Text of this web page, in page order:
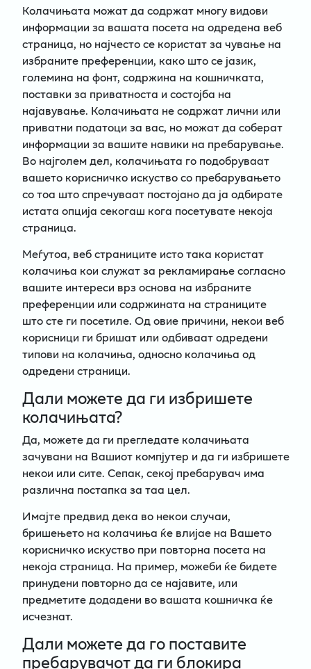
Колачињата можат да содржат многу видови
информации за вашата посета на одредена веб
страница, но најчесто се користат за чување на
избраните преференции, како што се јазик,
големина на фонт, содржина на кошничката,
поставки за приватноста и состојба на
најавување. Колачињата не содржат лични или
приватни податоци за вас, но можат да соберат
информации за вашите навики на пребарување.
Во најголем дел, колачињата го подобруваат
вашето корисничко искуство со пребарувањето
со тоа што спречуваат постојано да ја одбирате
истата опција секогаш кога посетувате некоја
страница.
Меѓутоа, веб страниците исто така користат
колачиња кои служат за рекламирање согласно
вашите интереси врз основа на избраните
преференции или содржината на страниците
што сте ги посетиле. Од овие причини, некои веб
корисници ги бришат или одбиваат одредени
типови на колачиња, односно колачиња од
одредени страници.
Дали можете да ги избришете
колачињата?
Да, можете да ги прегледате колачињата
зачувани на Вашиот компјутер и да ги избришете
некои или сите. Сепак, секој пребарувач има
различна постапка за таа цел.
Имајте предвид дека во некои случаи,
бришењето на колачиња ќе влијае на Вашето
корисничко искуство при повторна посета на
некоја страница. На пример, можеби ќе бидете
принудени повторно да се најавите, или
предметите додадени во вашата кошничка ќе
исчезнат.
Дали можете да го поставите
пребарувачот да ги блокира